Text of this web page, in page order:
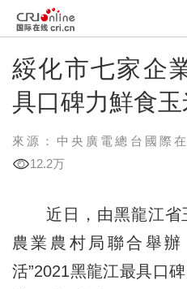
綏化市七家企
具口碑力鮮食
來源：中央廣電總台國際
12.2万
近日，由黑龍江省
農業農村局聯合舉
活”2021黑龍江最具口